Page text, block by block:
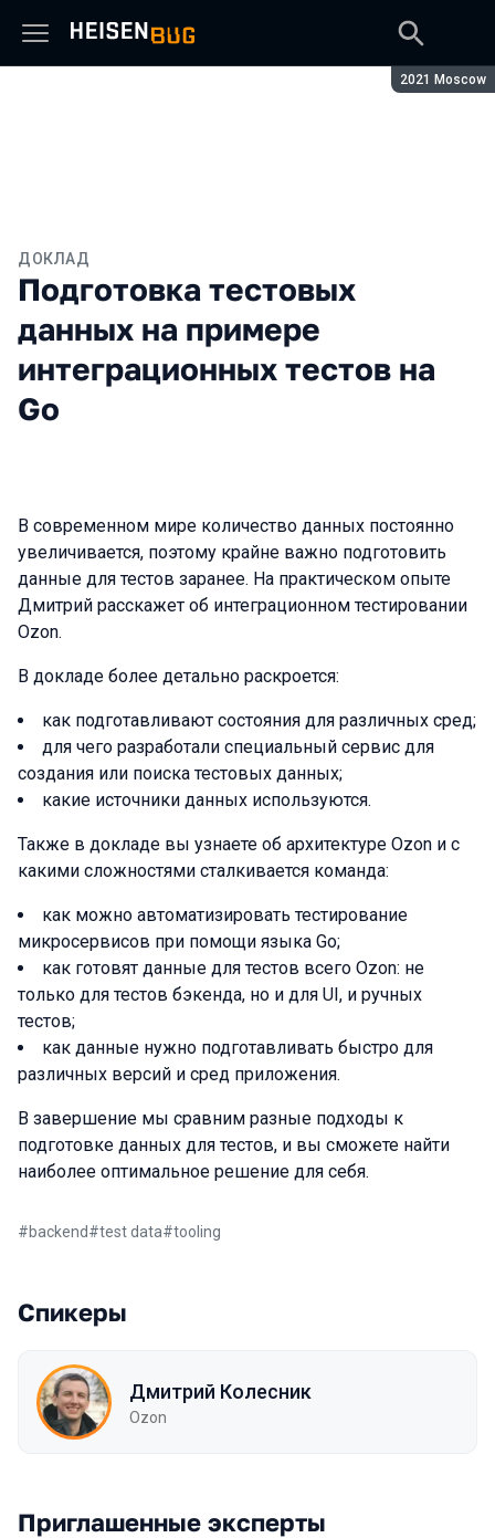
Сезон:
2021 Moscow
ДОКЛАД
Подготовка тестовых
данных на примере
интеграционных тестов на
Go
В современном мире количество данных постоянно
увеличивается, поэтому крайне важно подготовить
данные для тестов заранее. На практическом опыте
Дмитрий расскажет об интеграционном тестировании
Ozon.
В докладе более детально раскроется:
как подготавливают состояния для различных сред;
для чего разработали специальный сервис для
создания или поиска тестовых данных;
какие источники данных используются.
Также в докладе вы узнаете об архитектуре Ozon и с
какими сложностями сталкивается команда:
как можно автоматизировать тестирование
микросервисов при помощи языка Go;
как готовят данные для тестов всего Ozon: не
только для тестов бэкенда, но и для UI, и ручных
тестов;
как данные нужно подготавливать быстро для
различных версий и сред приложения.
В завершение мы сравним разные подходы к
подготовке данных для тестов, и вы сможете найти
наиболее оптимальное решение для себя.
#backend#test data#tooling
Спикеры
Дмитрий Колесник
Ozon
Приглашенные эксперты